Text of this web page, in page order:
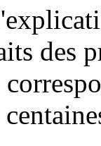
des